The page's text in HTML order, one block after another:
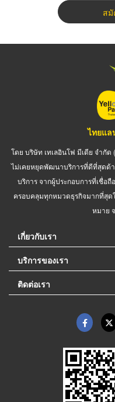
ส
ไทยแล
โดย บริษัท เทเลอินโฟ มีเดีย จำกั
ไม่เคยหยุดพัฒนาบริการที่ดีที่สุดด้
บริการ จากผู้ประกอบการที่เชื่อ
ครอบคลุมทุกหมวดธุรกิจมากที่สุด
หมาย
เกี่ยวกับเรา
บริการของเรา
ติดต่อเรา